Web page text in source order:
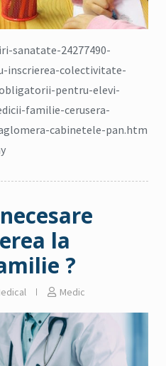
sanatate-24277490-
inscrierea-colectivitate-
pentru-elevi-
familie-cerusera-
cabinetele-pan.htm
la
?
Medic